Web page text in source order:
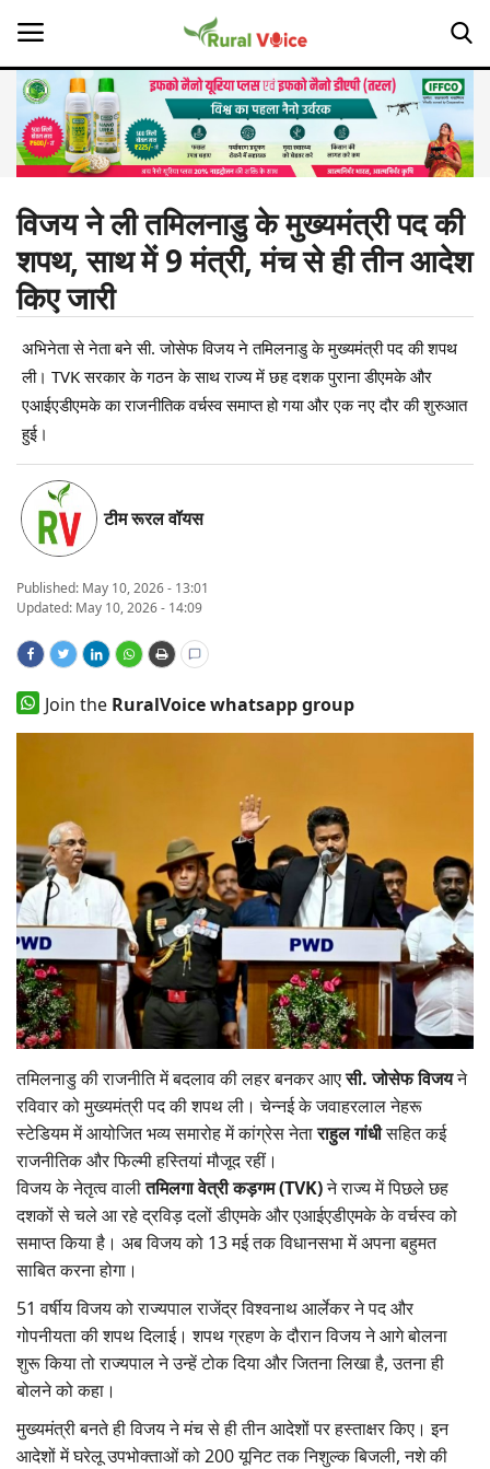
Home
Contact
About Us
Leadership Profiles
Opinion
Politics
Magazine
States
Events
Agritech
Cooperatives
Rural Dialogue
Ground Report
Rural Connect
Gallery
Latest News
Agriculture Conclave and NACOF
Awards 2022
Agri Start-Ups
Language
English Hindi
विजय ने ली तमिलनाडु के मुख्यमंत्री पद की
शपथ, साथ में 9 मंत्री, मंच से ही तीन आदेश
किए जारी
अभिनेता से नेता बने सी. जोसेफ विजय ने तमिलनाडु के मुख्यमंत्री पद की शपथ
ली। TVK सरकार के गठन के साथ राज्य में छह दशक पुराना डीएमके और
एआईएडीएमके का राजनीतिक वर्चस्व समाप्त हो गया और एक नए दौर की शुरुआत
हुई।
टीम रूरल वॉयस
Published: May 10, 2026 - 13:01
Updated: May 10, 2026 - 14:09
Join the RuralVoice whatsapp group
तमिलनाडु की राजनीति में बदलाव की लहर बनकर आएसी. जोसेफ विजयने
रविवार को मुख्यमंत्री पद की शपथ ली। चेन्नई के जवाहरलाल नेहरू
स्टेडियम में आयोजित भव्य समारोह में कांग्रेस नेताराहुल गांधीसहित कई
राजनीतिक और फिल्मी हस्तियां मौजूद रहीं।
विजय के नेतृत्व वालीतमिलगा वेत्री कड़गम (TVK)ने राज्य में पिछले छह
दशकों से चले आ रहे द्रविड़ दलों डीएमके और एआईएडीएमके के वर्चस्व को
समाप्त किया है। अब विजय को 13 मई तक विधानसभा में अपना बहुमत
साबित करना होगा।
51 वर्षीय विजय को राज्यपाल राजेंद्र विश्वनाथ आर्लेकर ने पद और
गोपनीयता की शपथ दिलाई। शपथ ग्रहण के दौरान विजय ने आगे बोलना
शुरू किया तो राज्यपाल ने उन्हें टोक दिया और जितना लिखा है, उतना ही
बोलने को कहा।
मुख्यमंत्री बनते ही विजय ने मंच से ही तीन आदेशों पर हस्ताक्षर किए। इन
आदेशों में घरेलू उपभोक्ताओं को 200 यूनिट तक निशुल्क बिजली, नशे की